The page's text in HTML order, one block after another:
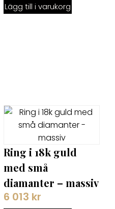
Lägg till i varukorg
Ring i 18k guld
med små
diamanter – massiv
6 013 kr